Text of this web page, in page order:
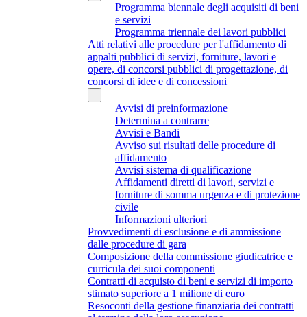
Programma biennale degli acquisiti di beni
e servizi
Programma triennale dei lavori pubblici
Atti relativi alle procedure per l'affidamento di
appalti pubblici di servizi, forniture, lavori e
opere, di concorsi pubblici di progettazione, di
concorsi di idee e di concessioni
Avvisi di preinformazione
Determina a contrarre
Avvisi e Bandi
Avviso sui risultati delle procedure di
affidamento
Avvisi sistema di qualificazione
Affidamenti diretti di lavori, servizi e
forniture di somma urgenza e di protezione
civile
Informazioni ulteriori
Provvedimenti di esclusione e di ammissione
dalle procedure di gara
Composizione della commissione giudicatrice e
curricula dei suoi componenti
Contratti di acquisto di beni e servizi di importo
stimato superiore a 1 milione di euro
Resoconti della gestione finanziaria dei contratti